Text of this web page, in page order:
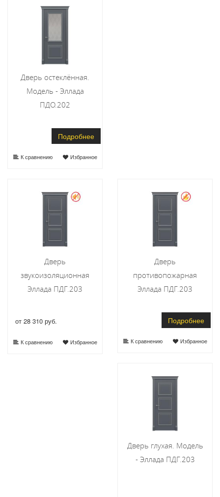
Дверь остеклённая.
Модель - Эллада
ПДО.202
Подробнее
К сравнению Избранное
Дверь
звукоизоляционная
Эллада ПДГ.203
от 28 310 руб.
К сравнению Избранное
Дверь
противопожарная
Эллада ПДГ.203
Подробнее
К сравнению Избранное
Дверь глухая. Модель
- Эллада ПДГ.203